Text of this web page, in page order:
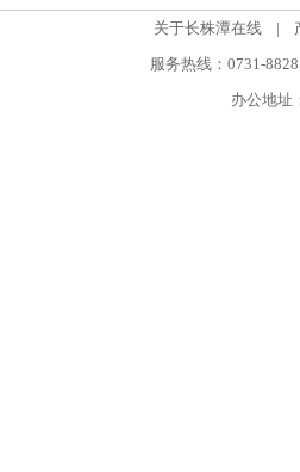
关于长株潭在线 |
服务热线：0731-
办公地址